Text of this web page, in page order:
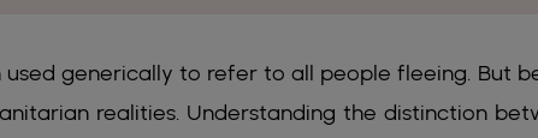
generically to refer to all people fleeing. But
realities. Understanding the distinction